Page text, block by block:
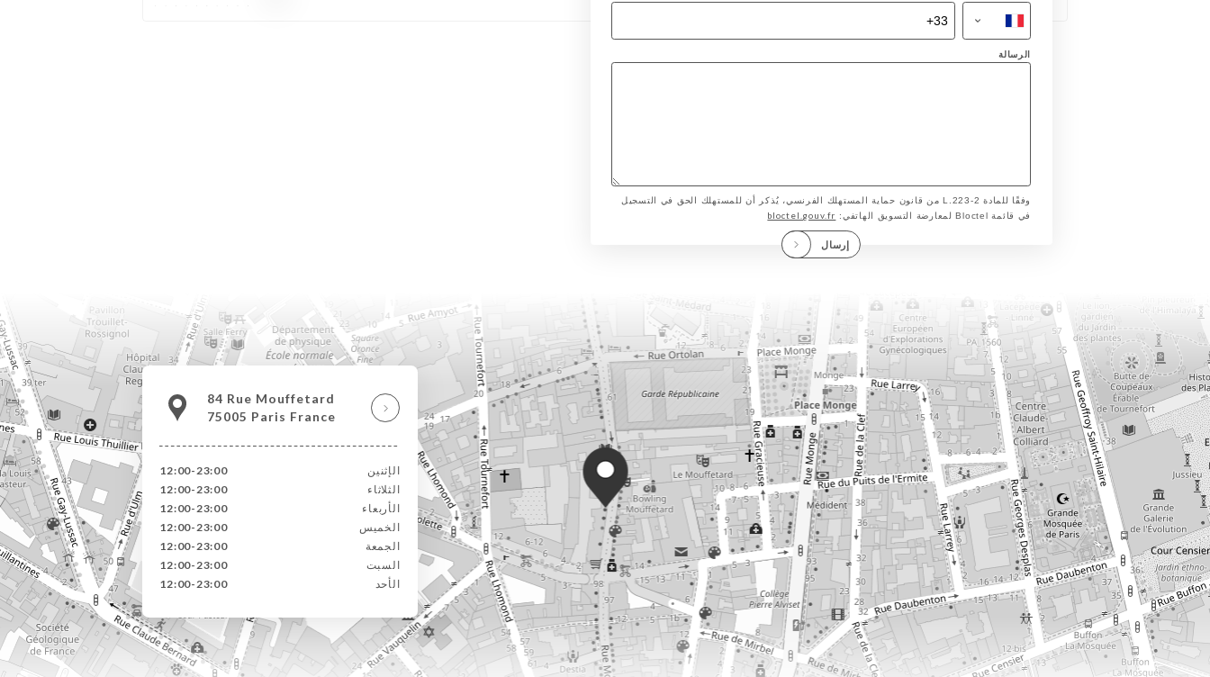
الرسالة
وفقًا للمادة L.223-2 من قانون حماية المستهلك الفرنسي، يُذكر أن للمستهلك الحق في التسجيل
في قائمة Bloctel لمعارضة التسويق الهاتفي:
bloctel.gouv.fr
إرسال
84 Rue Mouffetard
75005 Paris France
الإثنين
12:00-23:00
الثلاثاء
12:00-23:00
الأربعاء
12:00-23:00
الخميس
12:00-23:00
الجمعة
12:00-23:00
السبت
12:00-23:00
الأحد
12:00-23:00